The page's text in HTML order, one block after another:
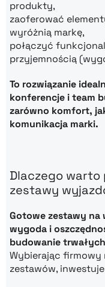
produkty,
zaoferować
wyróżnią markę,
połączyć
przyjemnością
To rozwiązanie
konferencje i team
zarówno komfort,
komunikacja marki.
Dlaczego
zestawy
Gotowe zestawy
wygoda i
budowanie
Wybierając
zestawów,